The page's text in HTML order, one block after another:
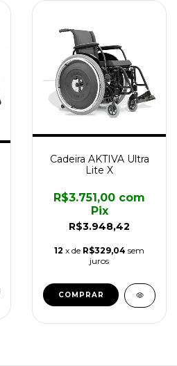
Cadeira AKTIVA Ultra
Lite X
R$3.948,42
R$3.751,00 com
Pix
12 x de R$329,04 sem
juros
COMPRAR